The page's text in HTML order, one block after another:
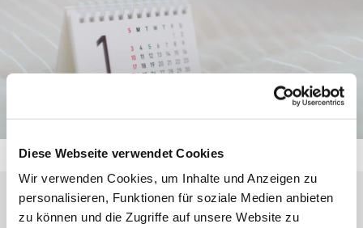
Diese Webseite verwendet Cookies
Wir verwenden Cookies, um Inhalte und Anzeigen zu
personalisieren, Funktionen für soziale Medien anbieten
zu können und die Zugriffe auf unsere Website zu
Donnerstag, 26. November 2026, 19:00 -